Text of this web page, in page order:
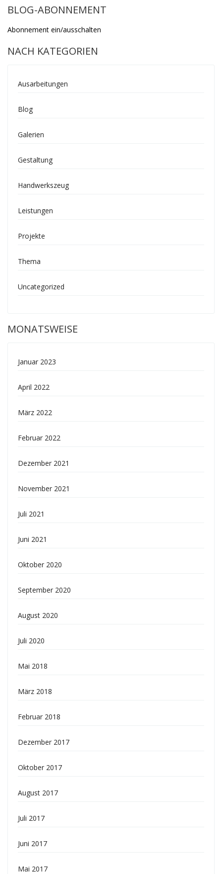
BLOG-ABONNEMENT
Abonnement ein/ausschalten
NACH KATEGORIEN
Ausarbeitungen
Blog
Galerien
Gestaltung
Handwerkszeug
Leistungen
Projekte
Thema
Uncategorized
MONATSWEISE
Januar 2023
April 2022
März 2022
Februar 2022
Dezember 2021
November 2021
Juli 2021
Juni 2021
Oktober 2020
September 2020
August 2020
Juli 2020
Mai 2018
März 2018
Februar 2018
Dezember 2017
Oktober 2017
August 2017
Juli 2017
Juni 2017
Mai 2017